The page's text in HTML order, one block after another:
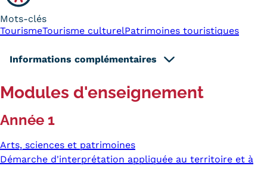
Mots-clés
TourismeTourisme culturelPatrimoines touristiques
Informations complémentaires
Modules d'enseignement
Année 1
Arts, sciences et patrimoines
Démarche d'interprétation appliquée au territoire et à